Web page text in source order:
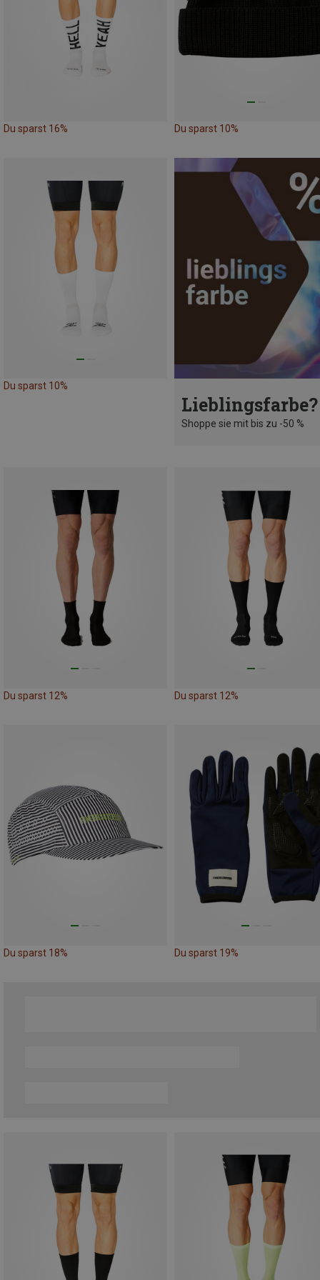
Du sparst 16% Du sparst 10%
Du sparst 10%
Lieblingsfarbe?
Shoppe sie mit bis zu -50 %
Du sparst 12% Du sparst 12%
Du sparst 18% Du sparst 19%